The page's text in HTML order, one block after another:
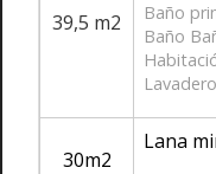
39,5 m2
Baño
Baño
30m2
Lana